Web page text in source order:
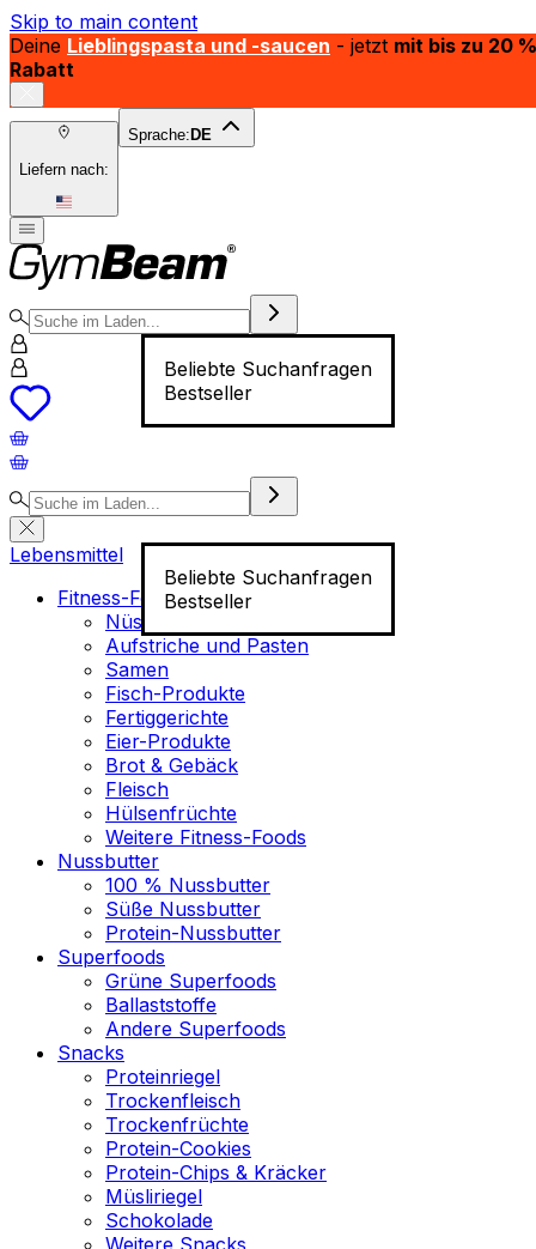
Skip to main content
Deine Lieblingspasta und -saucen - jetzt mit bis zu 20 %
Rabatt
Liefern nach:
Sprache: DE
Beliebte Suchanfragen
Bestseller
Beliebte Suchanfragen
Bestseller
Lebensmittel
Fitness-Food
Nüsse
Aufstriche und Pasten
Samen
Fisch-Produkte
Fertiggerichte
Eier-Produkte
Brot & Gebäck
Fleisch
Hülsenfrüchte
Weitere Fitness-Foods
Nussbutter
100 % Nussbutter
Süße Nussbutter
Protein-Nussbutter
Superfoods
Grüne Superfoods
Ballaststoffe
Andere Superfoods
Snacks
Proteinriegel
Trockenfleisch
Trockenfrüchte
Protein-Cookies
Protein-Chips & Kräcker
Müsliriegel
Schokolade
Weitere Snacks